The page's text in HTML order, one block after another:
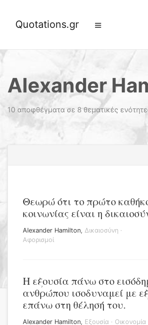
Quotations.gr
Alexander
10 αποφθέγματα σε 8 θεματικές
Θεωρώ ότι το πρώτο
κοινωνίας είναι η
Alexander Hamilton, Δικαιοσύνη ·
Αφορισμοί
Η εξουσία πάνω στο
ανθρώπου ισοδυναμεί με
επάνω στη θέλησή του.
Alexander Hamilton, Εξουσία · Οικονομία